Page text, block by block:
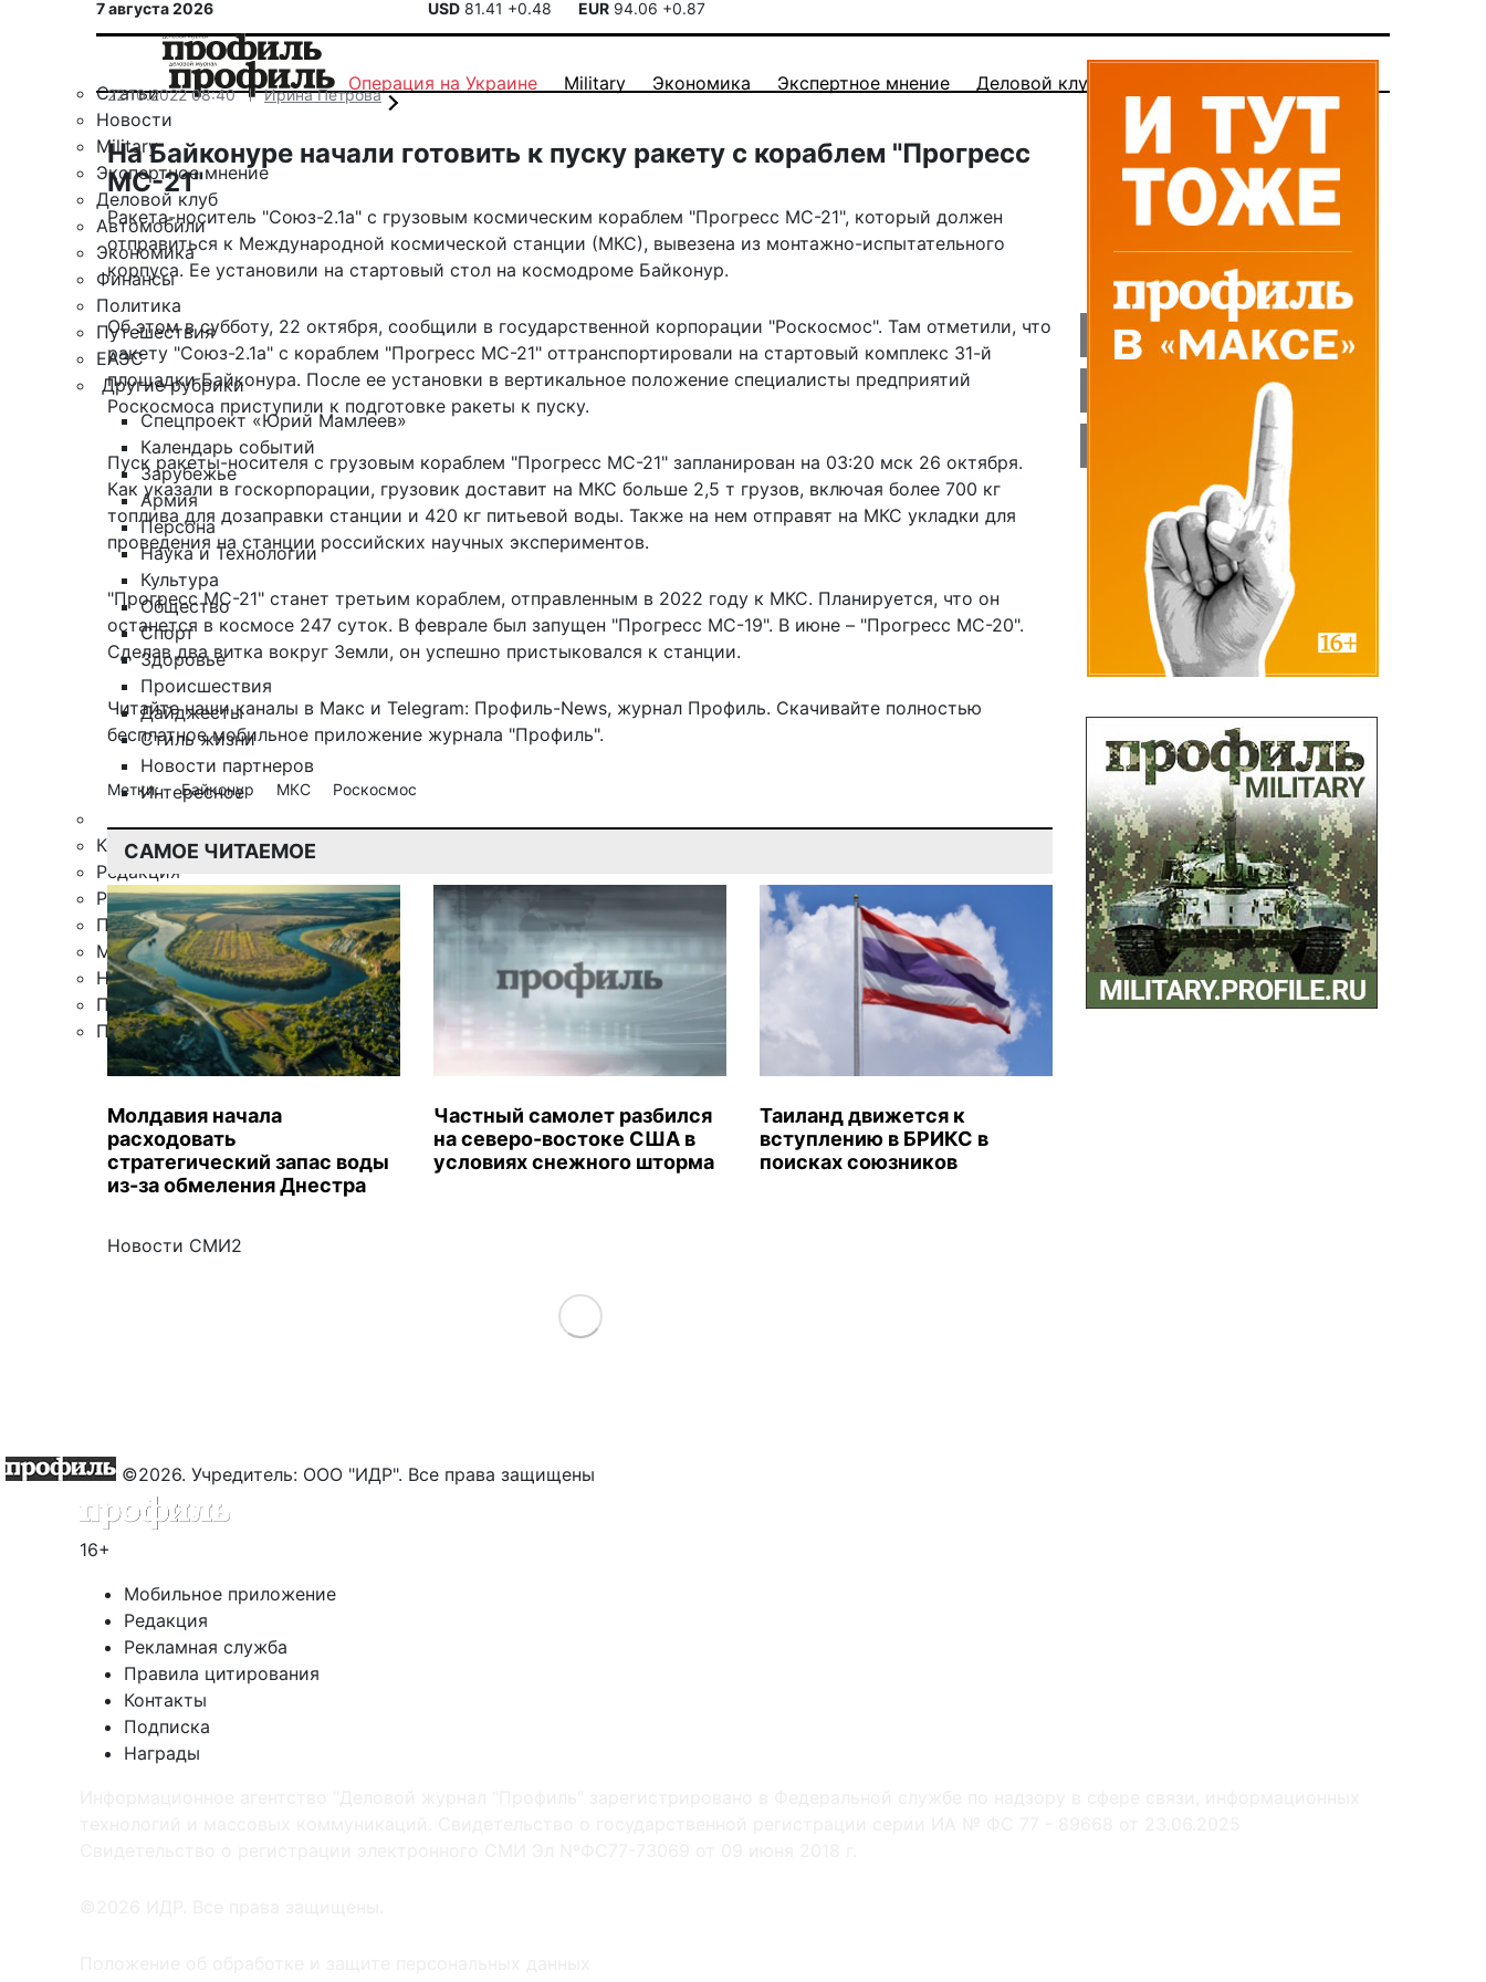
7 августа 2026 USD 81.41 +0.48 EUR 94.06 +0.87
Статьи
Новости
Military
Экспертное мнение
Деловой клуб
Автомобили
Экономика
Финансы
Политика
Путешествия
ЕАЭС
Другие рубрики
Спецпроект «Юрий Мамлеев»
Календарь событий
Зарубежье
Армия
Персона
Наука и Технологии
Культура
Общество
Спорт
Здоровье
Происшествия
Дайджесты
Стиль жизни
Новости партнеров
Интересное
Контакты
Редакция
Рекламная служба
Поиск по сайту
Мобильное приложение
Награды
Правила цитирования
Подписка
Операция на Украине Military Экономика Экспертное мнение Деловой клуб
22.10.2022 08:40 Ирина Петрова
На Байконуре начали готовить к пуску ракету с кораблем "Прогресс
МС-21"
Ракета-носитель "Союз-2.1а" с грузовым космическим кораблем "Прогресс МС-21", который должен
отправиться к Международной космической станции (МКС), вывезена из монтажно-испытательного
корпуса. Ее установили на стартовый стол на космодроме Байконур.
Об этом в субботу, 22 октября, сообщили в государственной корпорации "Роскосмос". Там отметили, что
ракету "Союз-2.1а" с кораблем "Прогресс МС-21" оттранспортировали на стартовый комплекс 31-й
площадки Байконура. После ее установки в вертикальное положение специалисты предприятий
Роскосмоса приступили к подготовке ракеты к пуску.
Пуск ракеты-носителя с грузовым кораблем "Прогресс МС-21" запланирован на 03:20 мск 26 октября.
Как указали в госкорпорации, грузовик доставит на МКС больше 2,5 т грузов, включая более 700 кг
топлива для дозаправки станции и 420 кг питьевой воды. Также на нем отправят на МКС укладки для
проведения на станции российских научных экспериментов.
"Прогресс МС-21" станет третьим кораблем, отправленным в 2022 году к МКС. Планируется, что он
останется в космосе 247 суток. В феврале был запущен "Прогресс МС-19". В июне – "Прогресс МС-20".
Сделав два витка вокруг Земли, он успешно пристыковался к станции.
Читайте наши каналы в Макс и Telegram: Профиль-News, журнал Профиль. Скачивайте полностью
бесплатное мобильное приложение журнала "Профиль".
Метки: Байконур МКС Роскосмос
САМОЕ ЧИТАЕМОЕ
Молдавия начала
расходовать
стратегический запас воды
из-за обмеления Днестра
Частный самолет разбился
на северо-востоке США в
условиях снежного шторма
Таиланд движется к
вступлению в БРИКС в
поисках союзников
Новости СМИ2
Load More
©2026. Учредитель: ООО "ИДР". Все права защищены
16+
Мобильное приложение
Редакция
Рекламная служба
Правила цитирования
Контакты
Подписка
Награды